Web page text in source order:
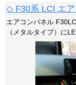
◇ F30系 LCI エア
エアコンパネル
（メタルタイプ）に